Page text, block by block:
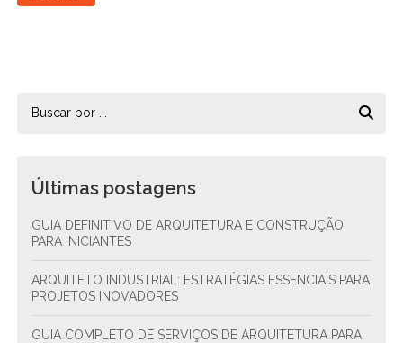
Últimas postagens
GUIA DEFINITIVO DE ARQUITETURA E CONSTRUÇÃO
PARA INICIANTES
ARQUITETO INDUSTRIAL: ESTRATÉGIAS ESSENCIAIS PARA
PROJETOS INOVADORES
GUIA COMPLETO DE SERVIÇOS DE ARQUITETURA PARA